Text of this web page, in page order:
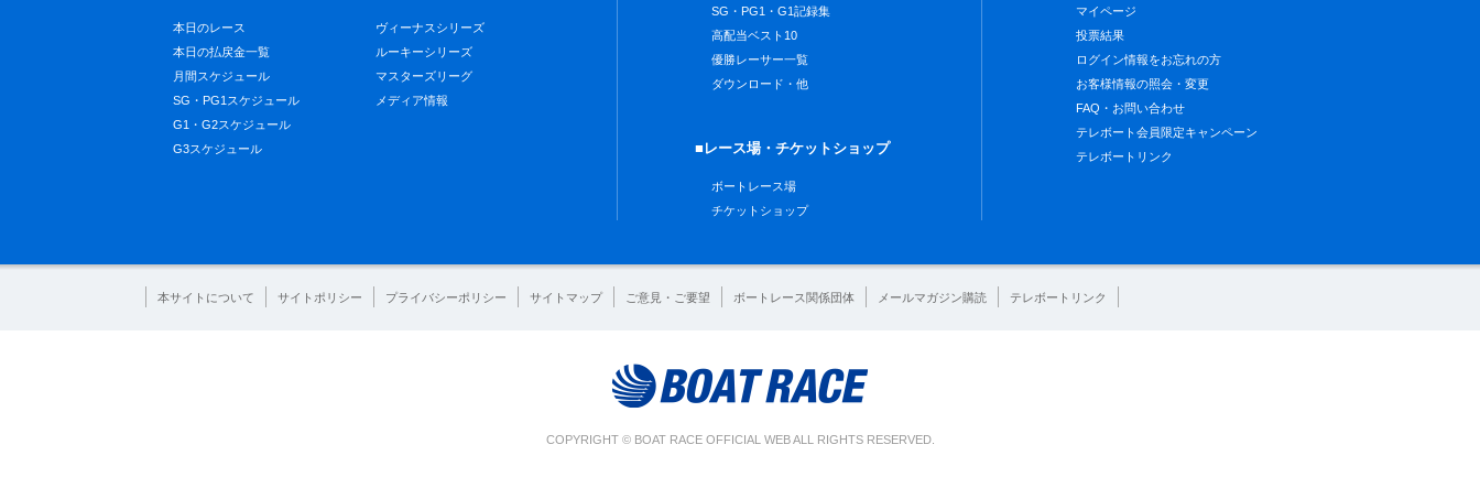
本日のレース
本日の払戻金一覧
月間スケジュール
SG・PG1スケジュール
G1・G2スケジュール
G3スケジュール
ヴィーナスシリーズ
ルーキーシリーズ
マスターズリーグ
メディア情報
SG・PG1・G1記録集
高配当ベスト10
優勝レーサー一覧
ダウンロード・他
■レース場・チケットショップ
ボートレース場
チケットショップ
マイページ
投票結果
ログイン情報をお忘れの方
お客様情報の照会・変更
FAQ・お問い合わせ
テレボート会員限定キャンペーン
テレボートリンク
本サイトについて サイトポリシー プライバシーポリシー サイトマップ ご意見・ご要望 ボートレース関係団体 メールマガジン購読 テレボートリンク
COPYRIGHT © BOAT RACE OFFICIAL WEB ALL RIGHTS RESERVED.